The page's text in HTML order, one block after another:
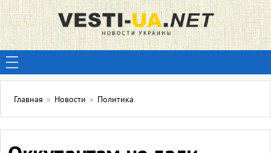
Главная » Новости » Политика